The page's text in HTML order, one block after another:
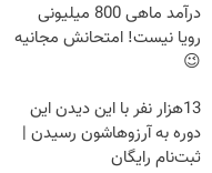
درآمد ماهی 800 میلیونی
رویا نیست! امتحانش مجانیه
😉
13هزار نفر با این دیدن این
دوره به آرزوهاشون رسیدن |
ثبت‌‌نام رایگان